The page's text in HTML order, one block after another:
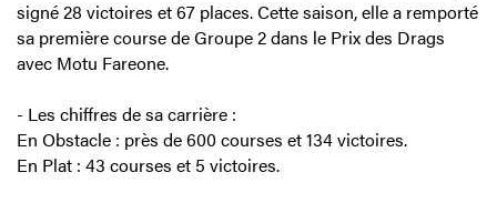
signé 28 victoires et 67 places. Cette saison, elle a remporté
sa première course de Groupe 2 dans le Prix des Drags
avec Motu Fareone.
- Les chiffres de sa carrière :
En Obstacle : près de 600 courses et 134 victoires.
En Plat : 43 courses et 5 victoires.